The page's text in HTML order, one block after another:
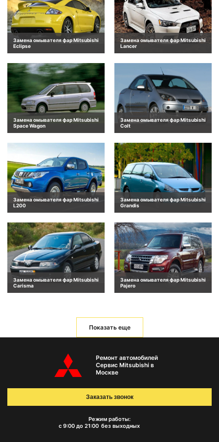
Замена омывателя фар Mitsubishi
Eclipse
Замена омывателя фар Mitsubishi
Lancer
Замена омывателя фар Mitsubishi
Space Wagon
Замена омывателя фар Mitsubishi
Colt
Замена омывателя фар Mitsubishi
L200
Замена омывателя фар Mitsubishi
Grandis
Замена омывателя фар Mitsubishi
Carisma
Замена омывателя фар Mitsubishi
Pajero
Показать еще
Ремонт автомобилей
Сервис Mitsubishi в
Москве
Режим работы:
с 9:00 до 21:00 без выходных
Заказать звонок